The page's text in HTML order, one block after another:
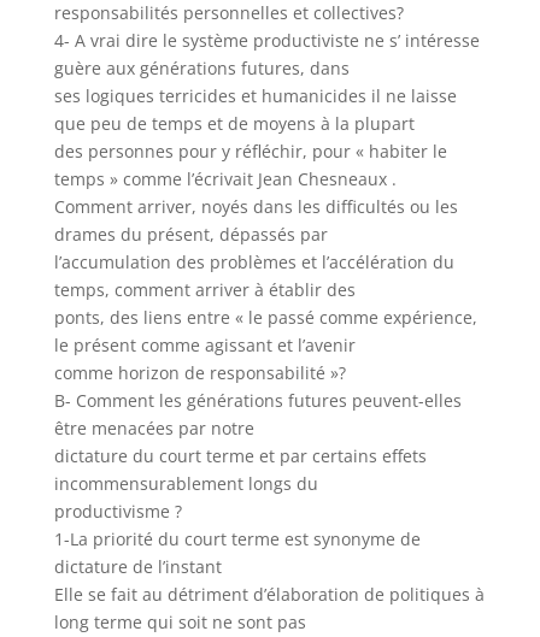
responsabilités personnelles et collectives?
4- A vrai dire le système productiviste ne s’ intéresse
guère aux générations futures, dans
ses logiques terricides et humanicides il ne laisse
que peu de temps et de moyens à la plupart
des personnes pour y réfléchir, pour « habiter le
temps » comme l’écrivait Jean Chesneaux .
Comment arriver, noyés dans les difficultés ou les
drames du présent, dépassés par
l’accumulation des problèmes et l’accélération du
temps, comment arriver à établir des
ponts, des liens entre « le passé comme expérience,
le présent comme agissant et l’avenir
comme horizon de responsabilité »?
B- Comment les générations futures peuvent-elles
être menacées par notre
dictature du court terme et par certains effets
incommensurablement longs du
productivisme ?
1-La priorité du court terme est synonyme de
dictature de l’instant
Elle se fait au détriment d’élaboration de politiques à
long terme qui soit ne sont pas